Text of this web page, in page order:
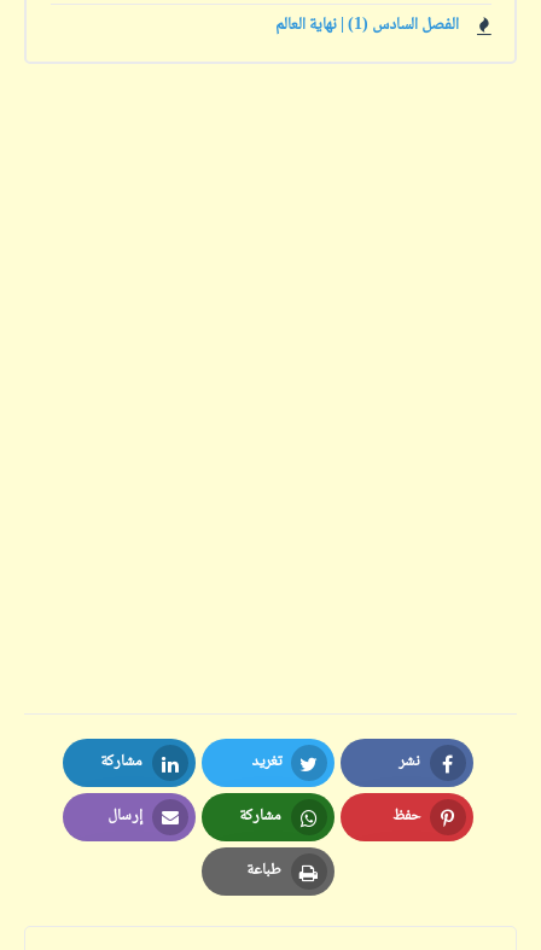
الفصل السادس (1) | نهاية العالم
نشر
Facebook
تغريد
Twitter
مشاركة
LinkedIn
حفظ
Pinterest
مشاركة
Whatsapp
إرسال
Email
طباعة
Print